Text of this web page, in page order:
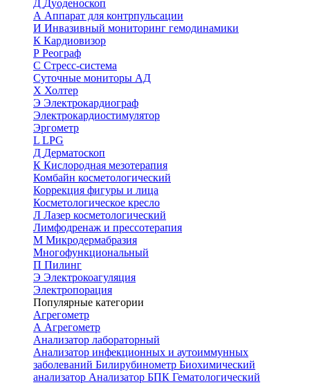
Д Дуоденоскоп
А Аппарат для контрпульсации
И Инвазивный мониторинг гемодинамики
К Кардиовизор
Р Реограф
С Стресс-система
Суточные мониторы АД
Х Холтер
Э Электрокардиограф
Электрокардиостимулятор
Эргометр
L LPG
Д Дерматоскоп
К Кислородная мезотерапия
Комбайн косметологический
Коррекция фигуры и лица
Косметологическое кресло
Л Лазер косметологический
Лимфодренаж и прессотерапия
М Микродермабразия
Многофункциональный
П Пилинг
Э Электрокоагуляция
Электропорация
Популярные категории
Агрегометр
А Агрегометр
Анализатор лабораторный
Анализатор инфекционных и аутоиммунных
заболеваний Билирубинометр Биохимический
анализатор Анализатор БПК Гематологический